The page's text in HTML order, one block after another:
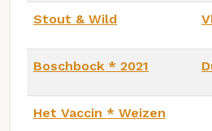
Stout & Wild
Boschbock * 2021
Het Vaccin * Weizen